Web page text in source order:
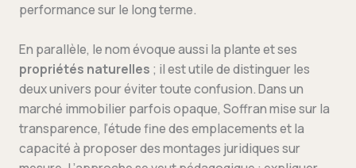
performance sur le long terme.
En parallèle, le nom évoque aussi la plante et ses
propriétés naturelles ; il est utile de distinguer les
deux univers pour éviter toute confusion. Dans un
marché immobilier parfois opaque, Soffran mise sur la
transparence, l’étude fine des emplacements et la
capacité à proposer des montages juridiques sur